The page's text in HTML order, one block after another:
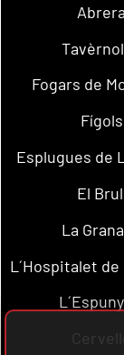
Abrera
Fogars de
Fígols
Esplugues de
El
La
L´Hospitalet